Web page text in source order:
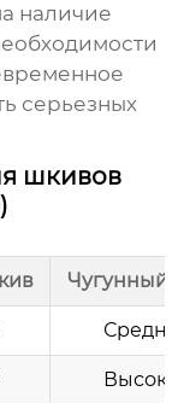
наличие
серьезных
шкивов
Чугунный